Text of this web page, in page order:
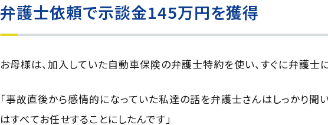
弁護士依頼で示談金145万円を獲得
お母様は、加入していた自動車保険の弁護士特約を使い、すぐに弁護士
「事故直後から感情的になっていた私達の話を弁護士さんはしっかり聞
はすべてお任せすることにしたんです」